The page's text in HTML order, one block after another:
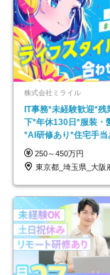
株式会社ミライル
IT事務*未経験歓迎*残
下*年休130日*服装・
*AI研修あり*住宅手当
なし
250～450万円
東京都_埼玉県_大阪府_新潟